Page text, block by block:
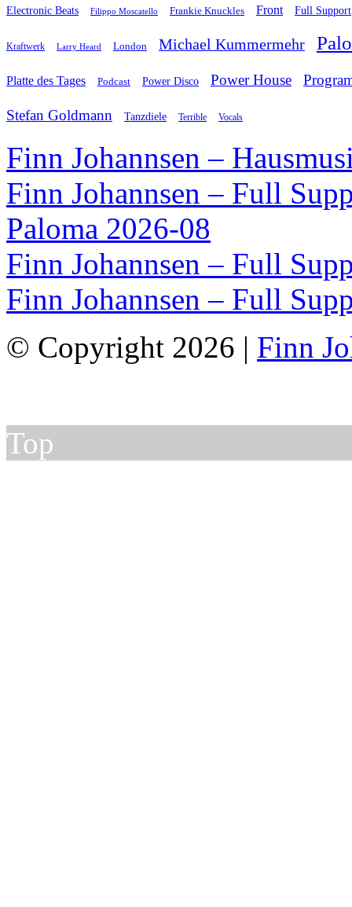
Electronic Beats Filippo Moscatello Frankie Knuckles Front Full Support
Kraftwerk Larry Heard London Michael Kummermehr
Platte des Tages Podcast Power Disco Power House
Stefan Goldmann Tanzdiele Terrible Vocals
Finn Johannsen –
Finn Johannsen – Full
Paloma 2026-08
Finn Johannsen – Full
Finn Johannsen – Full
© Copyright 2026 | Finn
Top